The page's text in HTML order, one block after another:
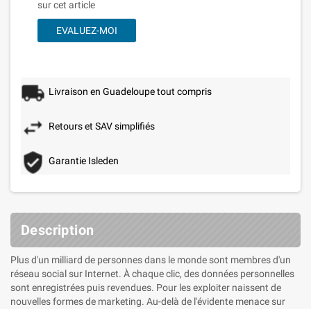
sur cet article
EVALUEZ-MOI
Livraison en Guadeloupe tout compris
Retours et SAV simplifiés
Garantie Isleden
Description
Plus d'un milliard de personnes dans le monde sont membres d'un
réseau social sur Internet. À chaque clic, des données personnelles
sont enregistrées puis revendues. Pour les exploiter naissent de
nouvelles formes de marketing. Au-delà de l'évidente menace sur